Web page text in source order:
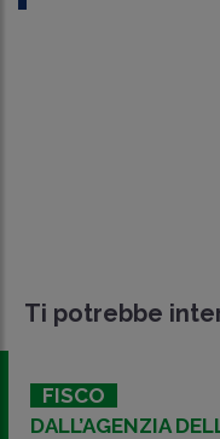
Ti potrebbe
FISCO
DALL’AGENZIA